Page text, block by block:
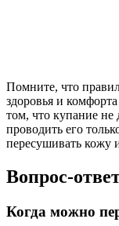
Помните, что
здоровья и
том, что купание
проводить его
пересушивать кожу
Вопрос-
Когда можно